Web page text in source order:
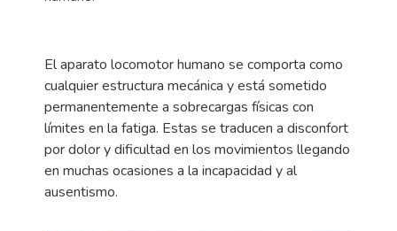
El aparato locomotor humano se comporta como
cualquier estructura mecánica y está sometido
permanentemente a sobrecargas físicas con
límites en la fatiga. Estas se traducen a disconfort
por dolor y dificultad en los movimientos llegando
en muchas ocasiones a la incapacidad y al
ausentismo.